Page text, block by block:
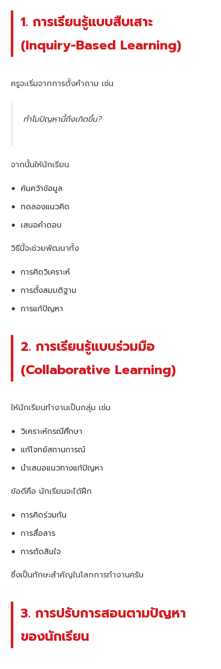
1. การเรียนรู้แบบสืบเสาะ
(Inquiry-Based Learning)
ครูจะเริ่มจากการตั้งคำถาม เช่น
ทำไมปัญหานี้ถึงเกิดขึ้น?
จากนั้นให้นักเรียน
ค้นคว้าข้อมูล
ทดลองแนวคิด
เสนอคำตอบ
วิธีนี้จะช่วยพัฒนาทั้ง
การคิดวิเคราะห์
การตั้งสมมติฐาน
การแก้ปัญหา
2. การเรียนรู้แบบร่วมมือ
(Collaborative Learning)
ให้นักเรียนทำงานเป็นกลุ่ม เช่น
วิเคราะห์กรณีศึกษา
แก้โจทย์สถานการณ์
นำเสนอแนวทางแก้ปัญหา
ข้อดีคือ นักเรียนจะได้ฝึก
การคิดร่วมกัน
การสื่อสาร
การตัดสินใจ
ซึ่งเป็นทักษะสำคัญในโลกการทำงานครับ
3. การปรับการสอนตามปัญหา
ของนักเรียน